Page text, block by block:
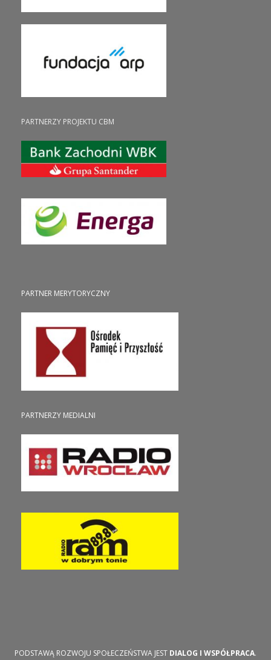
PARTNERZY PROJEKTU CBM
PARTNER MERYTORYCZNY
PARTNERZY MEDIALNI
PODSTAWĄ ROZWOJU SPOŁECZEŃSTWA JEST DIALOG I WSPÓŁPRACA.